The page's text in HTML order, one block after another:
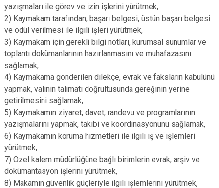
yazışmaları ile görev ve izin işlerini yürütmek,
2) Kaymakam tarafından; başarı belgesi, üstün başarı belgesi
ve ödül verilmesi ile ilgili işleri yürütmek,
3) Kaymakam için gerekli bilgi notları, kurumsal sunumlar ve
toplantı dokümanlarının hazırlanmasını ve muhafazasını
sağlamak,
4) Kaymakama gönderilen dilekçe, evrak ve faksların kabulünü
yapmak, valinin talimatı doğrultusunda gereğinin yerine
getirilmesini sağlamak,
5) Kaymakamın ziyaret, davet, randevu ve programlarının
yazışmalarını yapmak, takibi ve koordinasyonunu sağlamak,
6) Kaymakamın koruma hizmetleri ile ilgili iş ve işlemleri
yürütmek,
7) Özel kalem müdürlüğüne bağlı birimlerin evrak, arşiv ve
dokümantasyon işlerini yürütmek,
8) Makamın güvenlik güçleriyle ilgili işlemlerini yürütmek,